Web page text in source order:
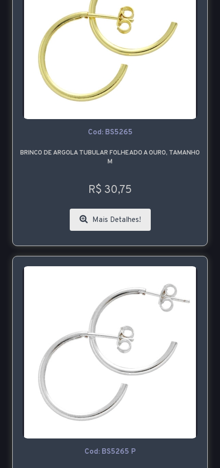
Cod: BS5265
BRINCO DE ARGOLA TUBULAR FOLHEADO A OURO, TAMANHO
M
R$ 30,75
Mais Detalhes!
Cod: BS5265 P